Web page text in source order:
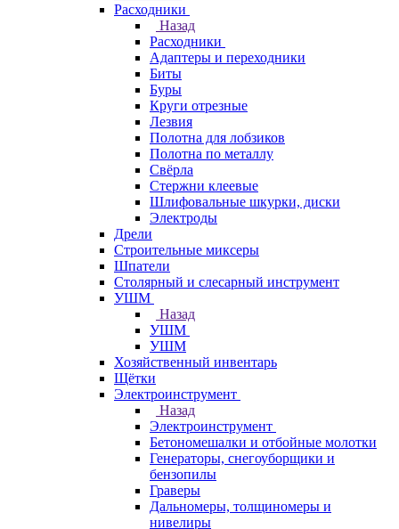
Расходники
Назад
Расходники
Адаптеры и переходники
Биты
Буры
Круги отрезные
Лезвия
Полотна для лобзиков
Полотна по металлу
Свёрла
Стержни клеевые
Шлифовальные шкурки, диски
Электроды
Дрели
Строительные миксеры
Шпатели
Столярный и слесарный инструмент
УШМ
Назад
УШМ
УШМ
Хозяйственный инвентарь
Щётки
Электроинструмент
Назад
Электроинструмент
Бетономешалки и отбойные молотки
Генераторы, снегоуборщики и
бензопилы
Граверы
Дальномеры, толщиномеры и
нивелиры